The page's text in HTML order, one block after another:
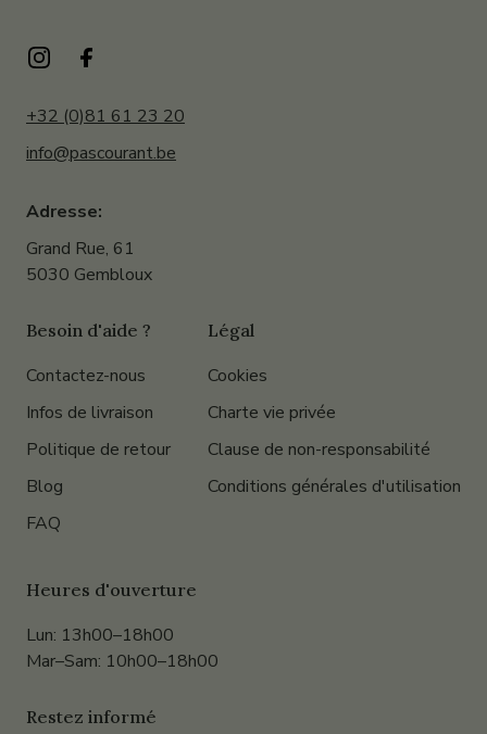
+32 (0)81 61 23 20
info@pascourant.be
Adresse:
Grand Rue, 61
5030 Gembloux
Besoin d'aide ?
Contactez-nous
Infos de livraison
Politique de retour
Blog
FAQ
Légal
Cookies
Charte vie privée
Clause de non-responsabilité
Conditions générales d'utilisation
Heures d'ouverture
Lun: 13h00–18h00
Mar–Sam: 10h00–18h00
Restez informé